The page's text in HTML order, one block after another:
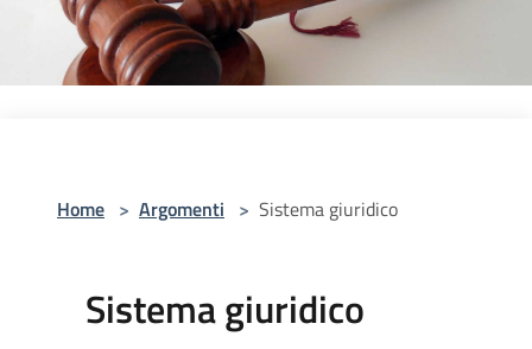
Home > Argomenti > Sistema giuridico
Sistema giuridico